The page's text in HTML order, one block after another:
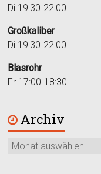
Di 19:30-22:00
Großkaliber
Di 19:30-22:00
Blasrohr
Fr 17:00-18:30
Archiv